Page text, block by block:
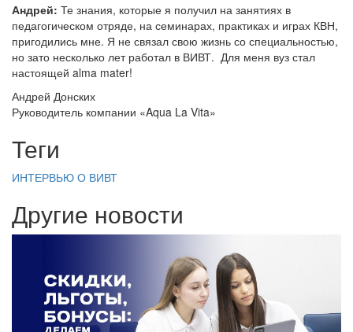
Андрей: Те знания, которые я получил на занятиях в
педагогическом отряде, на семинарах, практиках и играх КВН,
пригодились мне. Я не связал свою жизнь со специальностью,
но зато несколько лет работал в ВИВТ. Для меня вуз стал
настоящей alma mater!
Андрей Донских
Руководитель компании «Aqua La Vita»
Теги
ИНТЕРВЬЮ О ВИВТ
Другие новости